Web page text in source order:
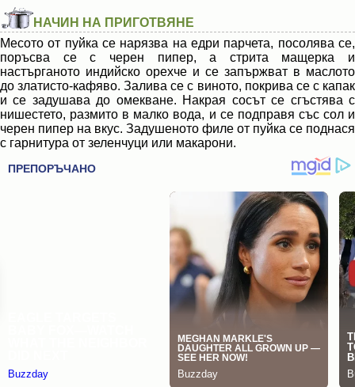
НАЧИН НА ПРИГОТВЯНЕ
Месото от пуйка се нарязва на едри парчета, посолява се,
поръсва се с черен пипер, а стрита мащерка и
настърганото индийско орехче и се запържват в маслото
до златисто-кафяво. Залива се с виното, покрива се с капак
и се задушава до омекване. Накрая сосът се сгъстява с
нишестето, размито в малко вода, и се подправя със сол и
черен пипер на вкус. Задушеното филе от пуйка се поднася
с гарнитура от зеленчуци или макарони.